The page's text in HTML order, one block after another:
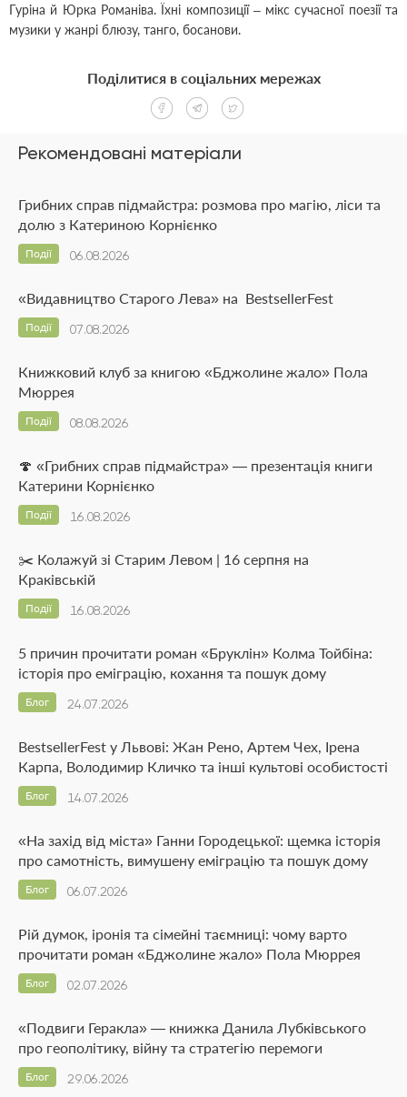
Гуріна й Юрка Романіва. Їхні композиції – мікс сучасної поезії та
музики у жанрі блюзу, танго, босанови.
Рекомендовані матеріали
Грибних справ підмайстра: розмова про магію, ліси та
долю з Катериною Корнієнко
06.08.2026
Події
«Видавництво Старого Лева» на BestsellerFest
07.08.2026
Події
Книжковий клуб за книгою «Бджолине жало» Пола
Мюррея
08.08.2026
Події
🍄 «Грибних справ підмайстра» — презентація книги
Катерини Корнієнко
16.08.2026
Події
✂️ Колажуй зі Старим Левом | 16 серпня на
Краківській
16.08.2026
Події
5 причин прочитати роман «Бруклін» Колма Тойбіна:
історія про еміграцію, кохання та пошук дому
24.07.2026
Блог
BestsellerFest у Львові: Жан Рено, Артем Чех, Ірена
Карпа, Володимир Кличко та інші культові особистості
14.07.2026
Блог
«На захід від міста» Ганни Городецької: щемка історія
про самотність, вимушену еміграцію та пошук дому
06.07.2026
Блог
Рій думок, іронія та сімейні таємниці: чому варто
прочитати роман «Бджолине жало» Пола Мюррея
02.07.2026
Блог
«Подвиги Геракла» — книжка Данила Лубківського
про геополітику, війну та стратегію перемоги
29.06.2026
Блог
Поділитися в соціальних мережах